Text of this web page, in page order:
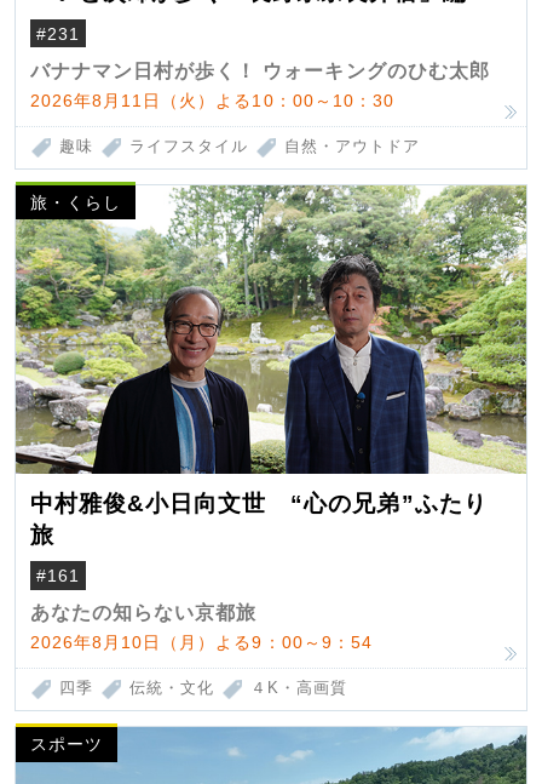
#231
バナナマン日村が歩く！ ウォーキングのひむ太郎
2026年8月11日（火）よる10：00～10：30
趣味 ライフスタイル 自然・アウトドア
旅・くらし
中村雅俊&小日向文世 “心の兄弟”ふたり
旅
#161
あなたの知らない京都旅
2026年8月10日（月）よる9：00～9：54
四季 伝統・文化 ４K・高画質
スポーツ